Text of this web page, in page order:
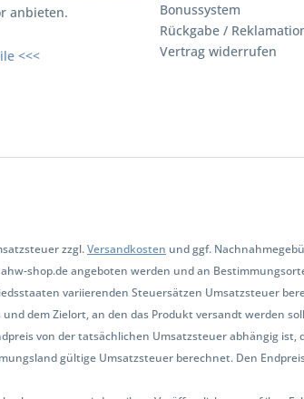
anbieten.
<<<
Bonussystem
Rückgabe /
Vertrag widerrufen
zzgl.Versandkosten und ggf.
shop.de angeboten werden und an
variierenden Steuersätzen Umsatzsteuer
dem Zielort, an den das Produkt versandt werden
von der tatsächlichen Umsatzsteuer abhängig
gültige Umsatzsteuer berechnet. Den